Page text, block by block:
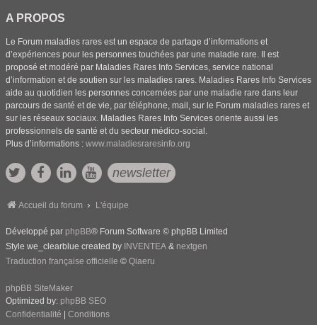
A PROPOS
Le Forum maladies rares est un espace de partage d’informations et
d’expériences pour les personnes touchées par une maladie rare. Il est
proposé et modéré par Maladies Rares Info Services, service national
d’information et de soutien sur les maladies rares. Maladies Rares Info Services
aide au quotidien les personnes concernées par une maladie rare dans leur
parcours de santé et de vie, par téléphone, mail, sur le Forum maladies rares et
sur les réseaux sociaux. Maladies Rares Info Services oriente aussi les
professionnels de santé et du secteur médico-social.
Plus d’informations : www.maladiesraresinfo.org
newsletter
Accueil du forum L'équipe
Développé par phpBB® Forum Software © phpBB Limited
Style we_clearblue created by INVENTEA & nextgen
Traduction française officielle © Qiaeru
phpBB SiteMaker
Optimized by: phpBB SEO
Confidentialité
Conditions